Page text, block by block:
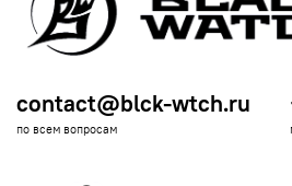
contact@blck-wtch.ru
по всем вопросам